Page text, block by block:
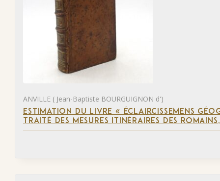
ANVILLE ( Jean-Baptiste BOURGUIGNON d')
ESTIMATION DU LIVRE « ÉCLAIRCISSEMENS
TRAITÉ DES MESURES ITINÉRAIRES DES